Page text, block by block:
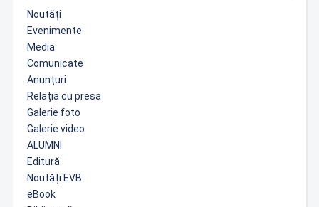
Noutăți
Evenimente
Media
Comunicate
Anunțuri
Relația cu presa
Galerie foto
Galerie video
ALUMNI
Editură
Noutăți EVB
eBook